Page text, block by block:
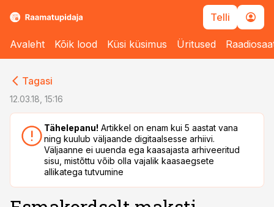
Telli
Avaleht Kõik lood Küsi küsimus Üritused
Tagasi
12.03.18, 15:16
Tähelepanu! Artikkel on enam kui 5 aastat vana
ning kuulub väljaande digitaalsesse arhiivi.
Väljaanne ei uuenda ega kaasajasta arhiveeritud
sisu, mistõttu võib olla vajalik kaasaegsete
allikatega tutvumine